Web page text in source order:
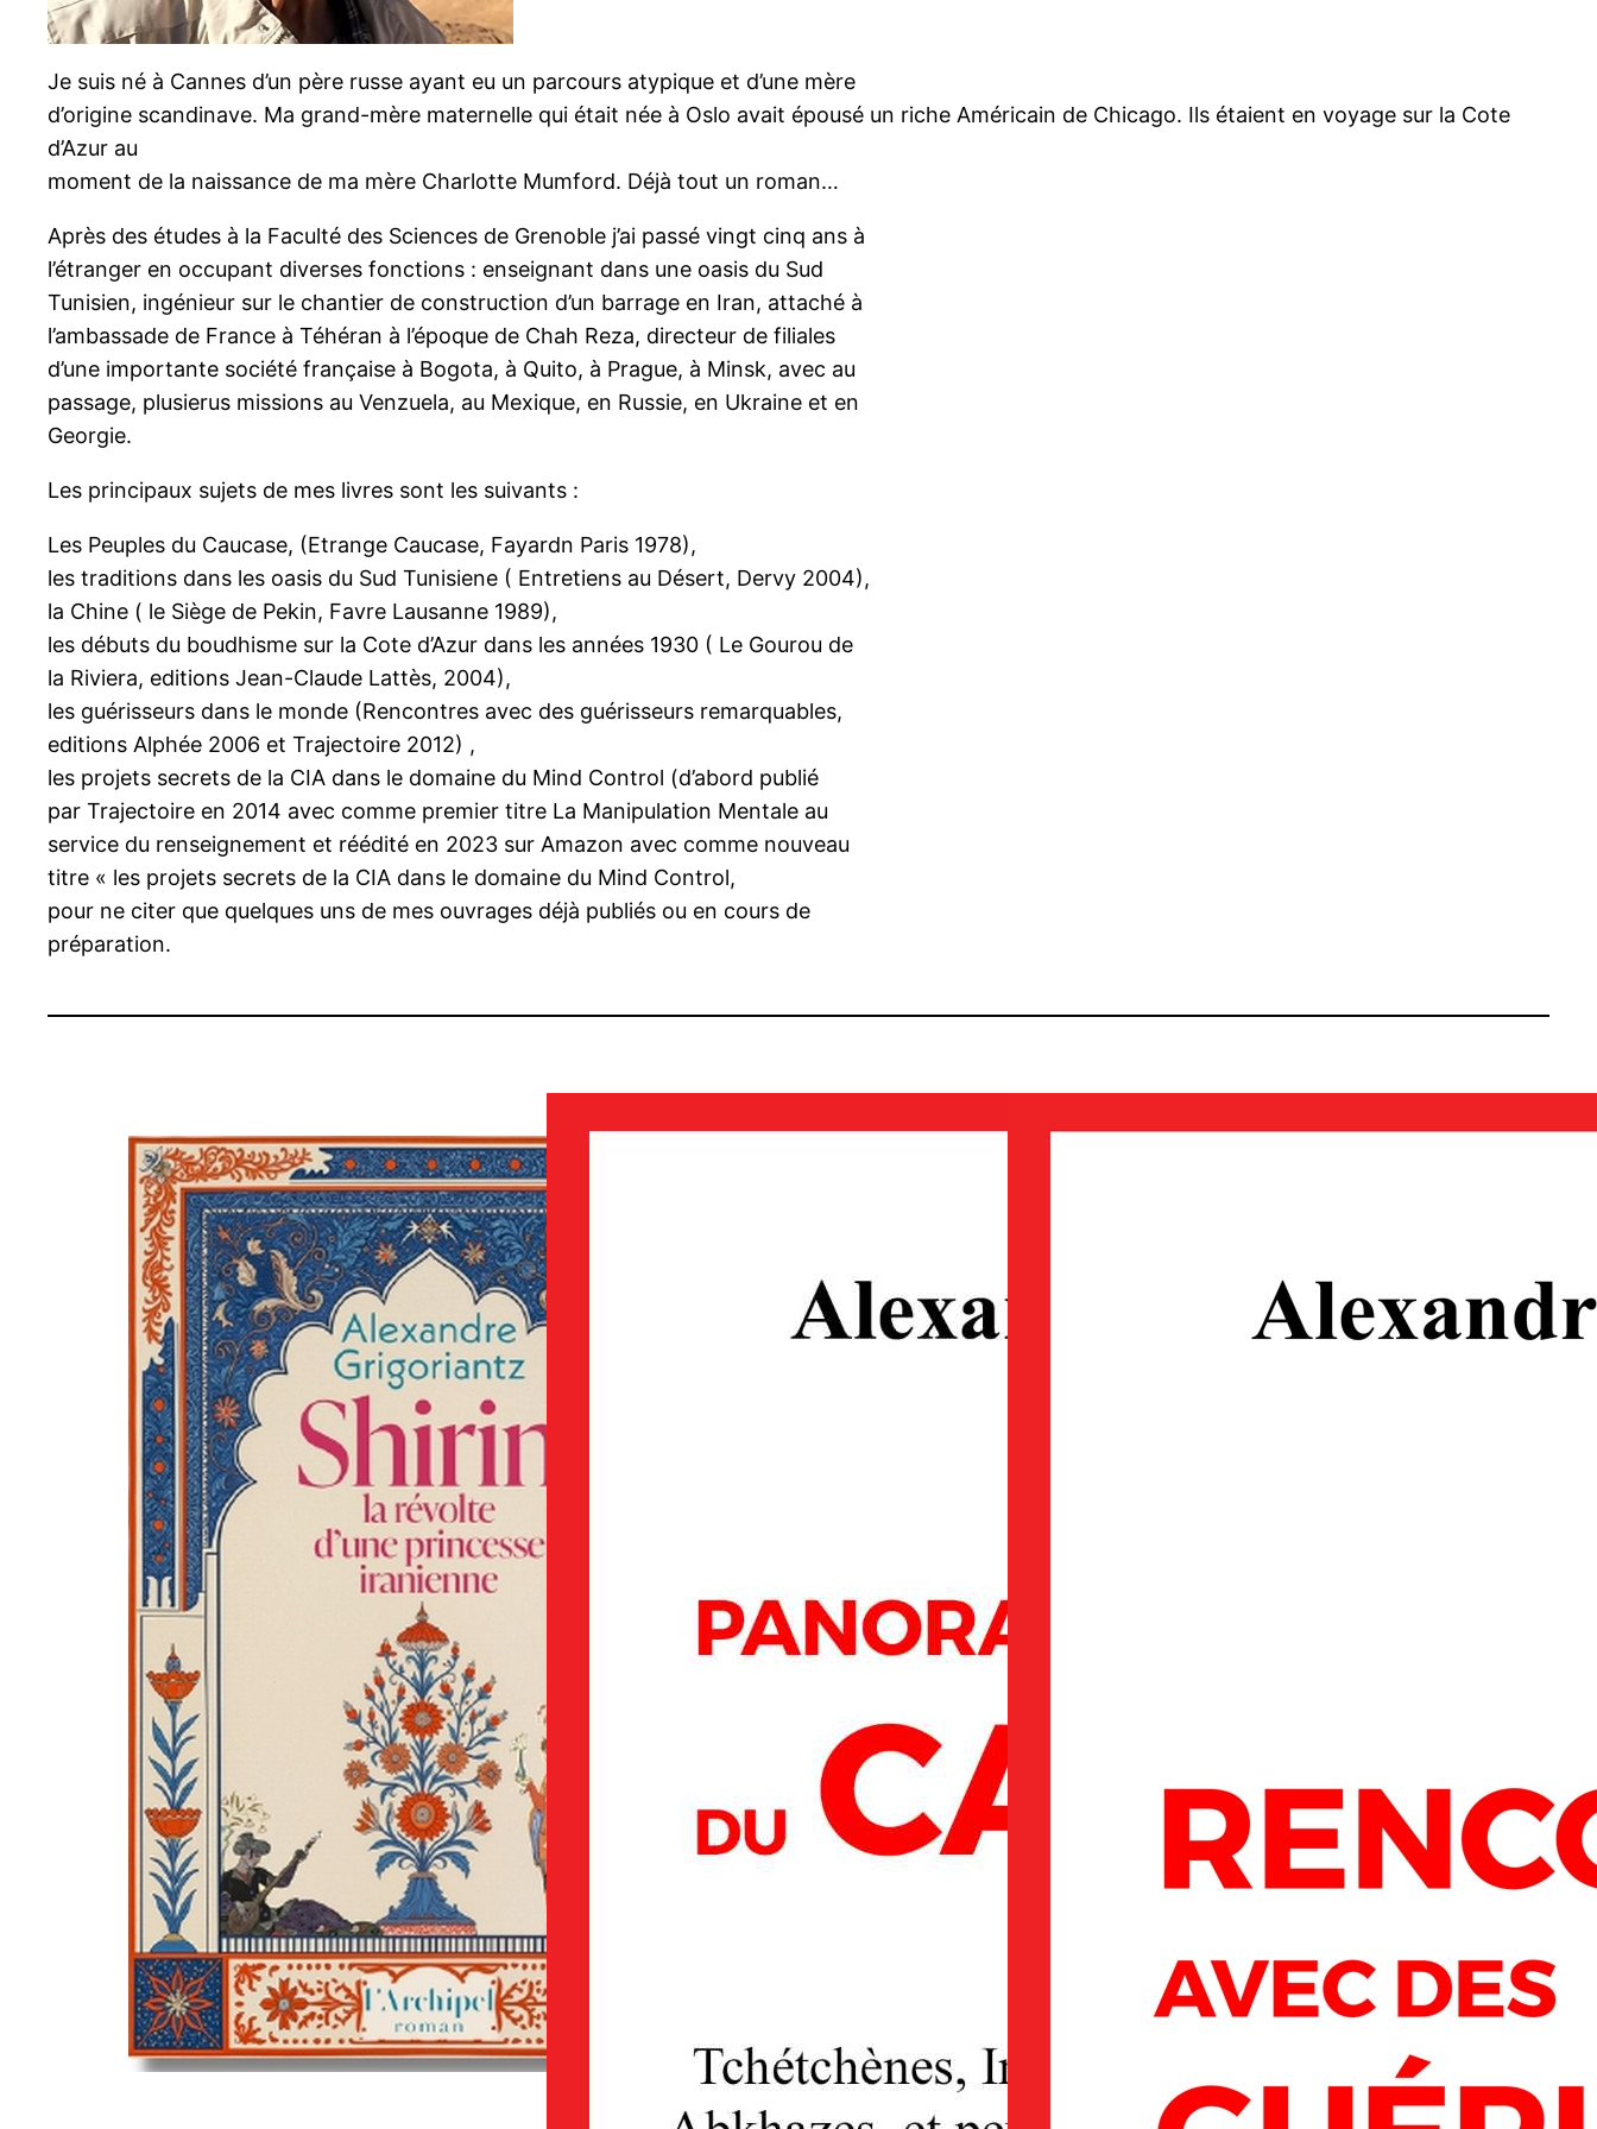
Je suis né à Cannes d’un père russe ayant eu un parcours atypique et d’une mère
d’origine scandinave. Ma grand-mère maternelle qui était née à Oslo avait épousé un riche Américain de Chicago. Ils étaient en voyage sur la Cote
d’Azur au
moment de la naissance de ma mère Charlotte Mumford. Déjà tout un roman…
Après des études à la Faculté des Sciences de Grenoble j’ai passé vingt cinq ans à
l’étranger en occupant diverses fonctions : enseignant dans une oasis du Sud
Tunisien, ingénieur sur le chantier de construction d’un barrage en Iran, attaché à
l’ambassade de France à Téhéran à l’époque de Chah Reza, directeur de filiales
d’une importante société française à Bogota, à Quito, à Prague, à Minsk, avec au
passage, plusierus missions au Venzuela, au Mexique, en Russie, en Ukraine et en
Georgie.
Les principaux sujets de mes livres sont les suivants :
Les Peuples du Caucase, (Etrange Caucase, Fayardn Paris 1978),
les traditions dans les oasis du Sud Tunisiene ( Entretiens au Désert, Dervy 2004),
la Chine ( le Siège de Pekin, Favre Lausanne 1989),
les débuts du boudhisme sur la Cote d’Azur dans les années 1930 ( Le Gourou de
la Riviera, editions Jean-Claude Lattès, 2004),
les guérisseurs dans le monde (Rencontres avec des guérisseurs remarquables,
editions Alphée 2006 et Trajectoire 2012) ,
les projets secrets de la CIA dans le domaine du Mind Control (d’abord publié
par Trajectoire en 2014 avec comme premier titre La Manipulation Mentale au
service du renseignement et réédité en 2023 sur Amazon avec comme nouveau
titre « les projets secrets de la CIA dans le domaine du Mind Control,
pour ne citer que quelques uns de mes ouvrages déjà publiés ou en cours de
préparation.